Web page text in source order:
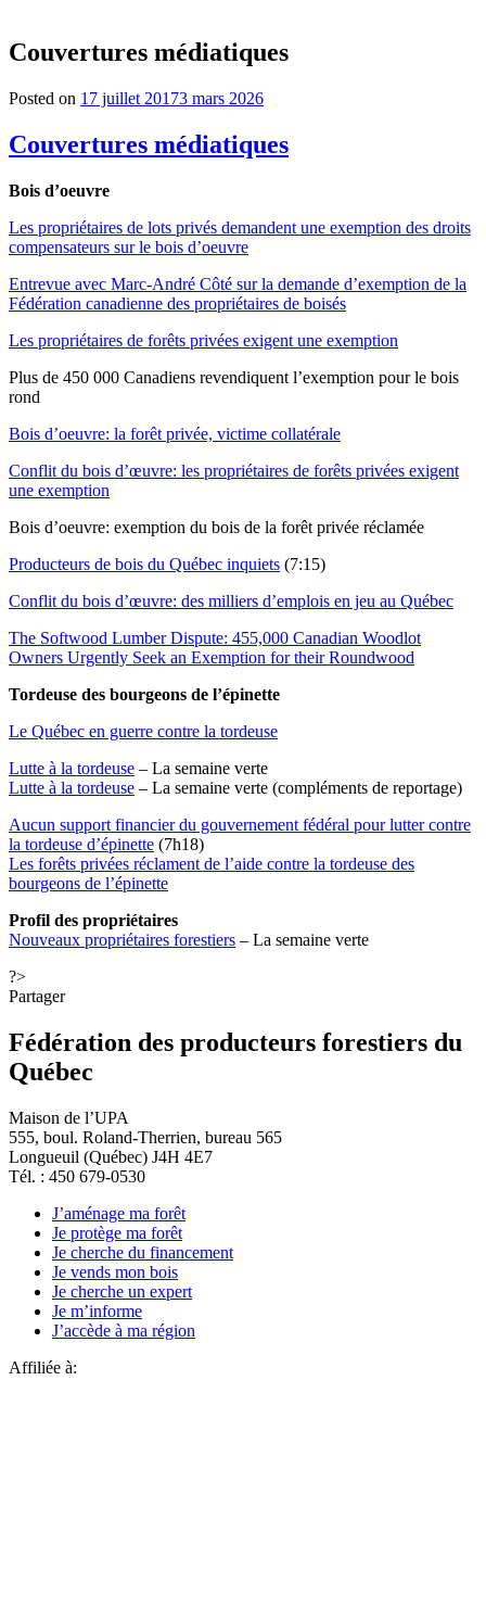
Couvertures médiatiques
Posted on 17 juillet 20173 mars 2026
Couvertures médiatiques
Bois d’oeuvre
Les propriétaires de lots privés demandent une exemption des droits
compensateurs sur le bois d’oeuvre
Entrevue avec Marc-André Côté sur la demande d’exemption de la
Fédération canadienne des propriétaires de boisés
Les propriétaires de forêts privées exigent une exemption
Plus de 450 000 Canadiens revendiquent l’exemption pour le bois
rond
Bois d’oeuvre: la forêt privée, victime collatérale
Conflit du bois d’œuvre: les propriétaires de forêts privées exigent
une exemption
Bois d’oeuvre: exemption du bois de la forêt privée réclamée
Producteurs de bois du Québec inquiets (7:15)
Conflit du bois d’œuvre: des milliers d’emplois en jeu au Québec
The Softwood Lumber Dispute: 455,000 Canadian Woodlot
Owners Urgently Seek an Exemption for their Roundwood
Tordeuse des bourgeons de l’épinette
Le Québec en guerre contre la tordeuse
Lutte à la tordeuse – La semaine verte
Lutte à la tordeuse – La semaine verte (compléments de reportage)
Aucun support financier du gouvernement fédéral pour lutter contre
la tordeuse d’épinette (7h18)
Les forêts privées réclament de l’aide contre la tordeuse des
bourgeons de l’épinette
Profil des propriétaires
Nouveaux propriétaires forestiers – La semaine verte
?>
Partager
Fédération des producteurs forestiers du
Québec
Maison de l’UPA
555, boul. Roland-Therrien, bureau 565
Longueuil (Québec) J4H 4E7
Tél. : 450 679-0530
J’aménage ma forêt
Je protège ma forêt
Je cherche du financement
Je vends mon bois
Je cherche un expert
Je m’informe
J’accède à ma région
Affiliée à: